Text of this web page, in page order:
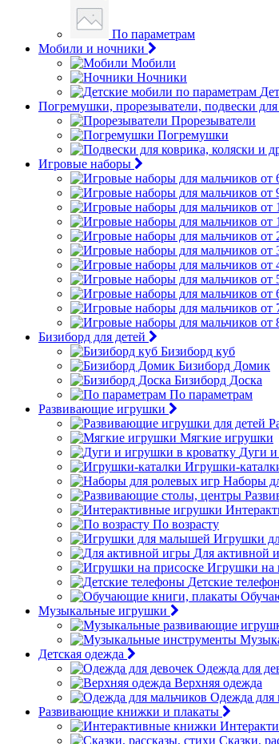
По параметрам
Мобили и ночники
Мобили
Ночники
Погремушки, прорезыватели, подвески для
Прорезыватели
Погремушки
Игровые наборы
Бизиборд для детей
Бизиборд куб
Бизиборд Домик
Бизиборд Доска
По параметрам
Развивающие игрушки
Мягкие игрушки
Дуги и
Игрушки-
Наборы
По возрасту
Игрушки
Для активной
Игрушки на
Детские
Музыкальные игрушки
Детская одежда
Одежда для
Верхняя одежда
Одежда для
Развивающие книжки и плакаты
Сказки,